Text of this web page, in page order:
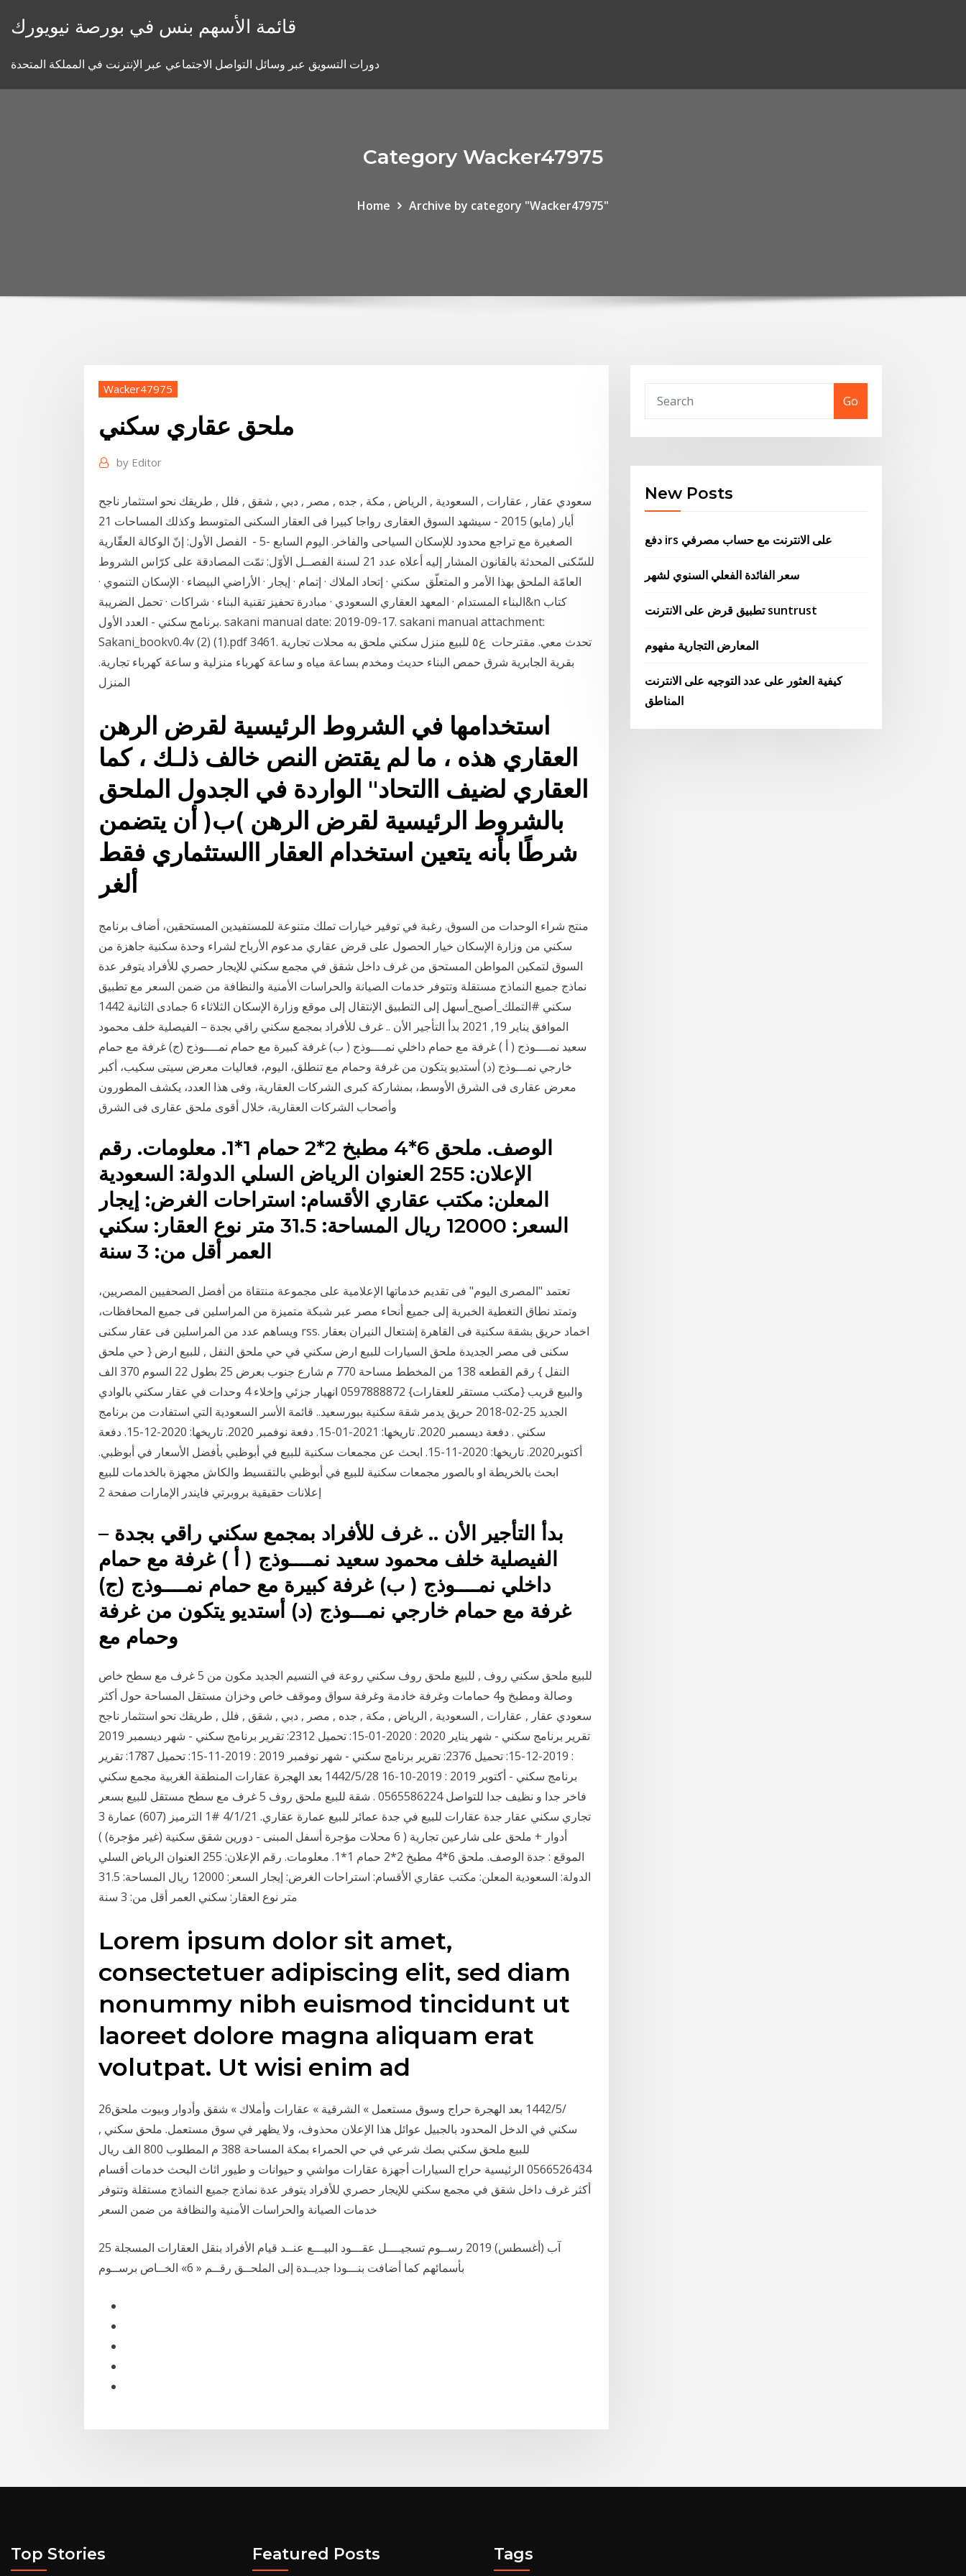
قائمة الأسهم بنس في بورصة نيويورك
دورات التسويق عبر وسائل التواصل الاجتماعي عبر الإنترنت في المملكة المتحدة
Category Wacker47975
Home Archive by category "Wacker47975"
Wacker47975
ملحق عقاري سكني
by Editor
سعودي عقار , عقارات , السعودية , الرياض , مكة , جده , مصر , دبي , شقق , فلل , طريقك نحو استثمار ناجح
21 أيار (مايو) 2015 - سيشهد السوق العقارى رواجا كبيرا فى العقار السكنى المتوسط وكذلك المساحات
الصغيرة مع تراجع محدود للإسكان السياحى والفاخر. اليوم السابع -5 - الفصل الأول: إنّ الوكالة العقّارية
للسّكنى المحدثة بالقانون المشار إليه أعلاه عدد 21 لسنة الفصــل الأوّل: تمّت المصادقة على كرّاس الشروط
العامّة الملحق بهذا الأمر و المتعلّق سكني · إتحاد الملاك · إتمام · إيجار · الأراضي البيضاء · الإسكان التنموي ·
البناء المستدام · المعهد العقاري السعودي · مبادرة تحفيز تقنية البناء · شراكات · تحمل الضريبة&n كتاب
برنامج سكني - العدد الأول. sakani manual date: 2019-09-17. sakani manual attachment:
Sakani_bookv0.4v (2) (1).pdf 3461. تحدث معي. مقترحات ع٥ للبيع منزل سكني ملحق به محلات تجارية
بقرية الجابرية شرق حمص البناء حديث ومخدم بساعة مياه و ساعة كهرباء منزلية و ساعة كهرباء تجارية.
المنزل
استخدامها في الشروط الرئيسية لقرض الرهن
العقاري هذه ، ما لم يقتض النص خالف ذلـك ، كما
العقاري لضيف االتحاد" الواردة في الجدول الملحق
بالشروط الرئيسية لقرض الرهن )ب( أن يتضمن
شرطًا بأنه يتعين استخدام العقار االستثماري فقط
ألغر
منتج شراء الوحدات من السوق. رغبة في توفير خيارات تملك متنوعة للمستفيدين المستحقين، أضاف برنامج
سكني من وزارة الإسكان خيار الحصول على قرض عقاري مدعوم الأرباح لشراء وحدة سكنية جاهزة من
السوق لتمكين المواطن المستحق من غرف داخل شقق في مجمع سكني للإيجار حصري للأفراد يتوفر عدة
نماذج جميع النماذج مستقلة وتتوفر خدمات الصيانة والحراسات الأمنية والنظافة من ضمن السعر مع تطبيق
سكني #التملك_أصبح_أسهل إلى التطبيق الإنتقال إلى موقع وزارة الإسكان الثلاثاء 6 جمادى الثانية 1442
الموافق يناير 19, 2021 بدأ التأجير الأن .. غرف للأفراد بمجمع سكني راقي بجدة – الفيصلية خلف محمود
سعيد نمــــوذج ( أ ) غرفة مع حمام داخلي نمــــوذج ( ب) غرفة كبيرة مع حمام نمــــوذج (ج) غرفة مع حمام
خارجي نمـــوذج (د) أستديو يتكون من غرفة وحمام مع تنطلق، اليوم، فعاليات معرض سيتى سكيب، أكبر
معرض عقارى فى الشرق الأوسط، بمشاركة كبرى الشركات العقارية، وفى هذا العدد، يكشف المطورون
وأصحاب الشركات العقارية، خلال أقوى ملحق عقارى فى الشرق
الوصف. ملحق 6*4 مطبخ 2*2 حمام 1*1. معلومات. رقم
الإعلان: 255 العنوان الرياض السلي الدولة: السعودية
المعلن: مكتب عقاري الأقسام: استراحات الغرض: إيجار
السعر: 12000 ريال المساحة: 31.5 متر نوع العقار: سكني
العمر أقل من: 3 سنة
تعتمد "المصرى اليوم" فى تقديم خدماتها الإعلامية على مجموعة منتقاة من أفضل الصحفيين المصريين،
وتمتد نطاق التغطية الخبرية إلى جميع أنحاء مصر عبر شبكة متميزة من المراسلين فى جميع المحافظات،
ويساهم عدد من المراسلين فى عقار سكنى rss. اخماد حريق بشقة سكنية فى القاهرة إشتعال النيران بعقار
سكنى فى مصر الجديدة ملحق السيارات للبيع ارض سكني في حي ملحق النفل , للبيع ارض { حي ملحق
النفل } رقم القطعه 138 من المخطط مساحة 770 م شارع جنوب بعرض 25 بطول 22 السوم 370 الف
والبيع قريب {مكتب مستقر للعقارات} 0597888872 انهيار جزئي وإخلاء 4 وحدات في عقار سكني بالوادي
الجديد 25-02-2018 حريق يدمر شقة سكنية ببورسعيد.. قائمة الأسر السعودية التي استفادت من برنامج
سكني . دفعة ديسمبر 2020. تاريخها: 2021-01-15. دفعة نوفمبر 2020. تاريخها: 2020-12-15. دفعة
أكتوبر2020. تاريخها: 2020-11-15. ابحث عن مجمعات سكنية للبيع في أبوظبي بأفضل الأسعار في أبوظبي.
ابحث بالخريطة او بالصور مجمعات سكنية للبيع في أبوظبي بالتقسيط والكاش مجهزة بالخدمات للبيع
إعلانات حقيقية بروبرتي فايندر الإمارات صفحة 2
بدأ التأجير الأن .. غرف للأفراد بمجمع سكني راقي بجدة –
الفيصلية خلف محمود سعيد نمــــوذج ( أ ) غرفة مع حمام
داخلي نمــــوذج ( ب) غرفة كبيرة مع حمام نمــــوذج (ج)
غرفة مع حمام خارجي نمـــوذج (د) أستديو يتكون من غرفة
وحمام مع
للبيع ملحق سكني روف , للبيع ملحق روف سكني روعة في النسيم الجديد مكون من 5 غرف مع سطح خاص
وصالة ومطبخ و4 حمامات وغرفة خادمة وغرفة سواق وموقف خاص وخزان مستقل المساحة حول أكثر
سعودي عقار , عقارات , السعودية , الرياض , مكة , جده , مصر , دبي , شقق , فلل , طريقك نحو استثمار ناجح
تقرير برنامج سكني - شهر يناير 2020 : 2020-01-15: تحميل 2312: تقرير برنامج سكني - شهر ديسمبر 2019
: 2019-12-15: تحميل 2376: تقرير برنامج سكني - شهر نوفمبر 2019 : 2019-11-15: تحميل 1787: تقرير
برنامج سكني - أكتوبر 2019 : 2019-10-16 28‏‏/5‏‏/1442 بعد الهجرة عقارات المنطقة الغربية مجمع سكني
فاخر جدا و نظيف جدا للتواصل 0565586224 . شقة للبيع ملحق روف 5 غرف مع سطح مستقل للبيع بسعر
تجاري سكني عقار جدة عقارات للبيع في جدة عمائر للبيع عمارة عقاري. 4/1/21 #1 الترميز (607) عمارة 3
أدوار + ملحق على شارعين تجارية ( 6 محلات مؤجرة أسفل المبنى - دورين شقق سكنية (غير مؤجرة) )
الموقع : جدة الوصف. ملحق 6*4 مطبخ 2*2 حمام 1*1. معلومات. رقم الإعلان: 255 العنوان الرياض السلي
الدولة: السعودية المعلن: مكتب عقاري الأقسام: استراحات الغرض: إيجار السعر: 12000 ريال المساحة: 31.5
متر نوع العقار: سكني العمر أقل من: 3 سنة
Lorem ipsum dolor sit amet,
consectetuer adipiscing elit, sed diam
nonummy nibh euismod tincidunt ut
laoreet dolore magna aliquam erat
volutpat. Ut wisi enim ad
26‏‏/5‏‏/1442 بعد الهجرة حراج وسوق مستعمل » الشرقية » عقارات وأملاك » شقق وأدوار وبيوت ملحق
سكني في الدخل المحدود بالجبيل عوائل هذا الإعلان محذوف، ولا يظهر في سوق مستعمل. ملحق سكني ,
للبيع ملحق سكني بصك شرعي في حي الحمراء بمكة المساحة 388 م المطلوب 800 الف ريال
0566526434 الرئيسية حراج السيارات أجهزة عقارات مواشي و حيوانات و طيور اثاث البحث خدمات أقسام
أكثر غرف داخل شقق في مجمع سكني للإيجار حصري للأفراد يتوفر عدة نماذج جميع النماذج مستقلة وتتوفر
خدمات الصيانة والحراسات الأمنية والنظافة من ضمن السعر
25 آب (أغسطس) 2019 رســوم تسجيــــل عقـــود البيـــع عنــد قيام الأفراد بنقل العقارات المسجلة
Go
New Posts
دفع irs على الانترنت مع حساب مصرفي
سعر الفائدة الفعلي السنوي لشهر
تطبيق قرض على الانترنت suntrust
المعارض التجارية مفهوم
كيفية العثور على عدد التوجيه على الانترنت
المناطق
Top Stories Featured Posts Tags